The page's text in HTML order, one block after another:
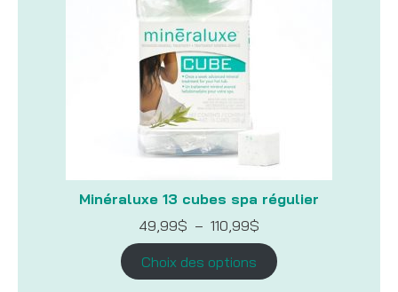
Minéraluxe 13 cubes spa régulier
49,99$ – 110,99$
de
prix :
49,99$
à
Choix des options